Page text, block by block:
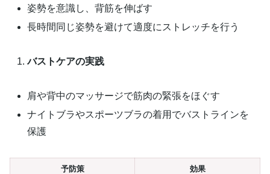
姿勢を意識し、背筋を伸ばす
長時間同じ姿勢を避けて適度にストレッチを行う
バストケアの実践
肩や背中のマッサージで筋肉の緊張をほぐす
ナイトブラやスポーツブラの着用でバストラインを
保護
予防策 効果